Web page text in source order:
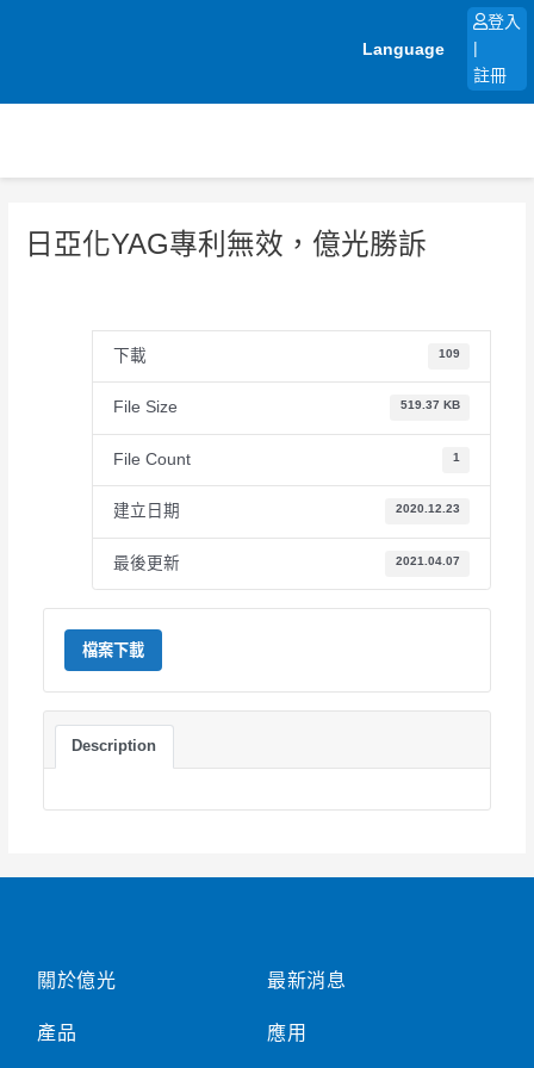
Language
登入
註冊
日亞化YAG專利無效，億光勝訴
下載 109
File Size 519.37 KB
File Count 1
建立日期 2020.12.23
最後更新 2021.04.07
檔案下載
Description
關於億光
產品
最新消息
應用